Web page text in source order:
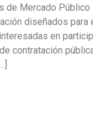
de Mercado Público
diseñados para
en
contratación